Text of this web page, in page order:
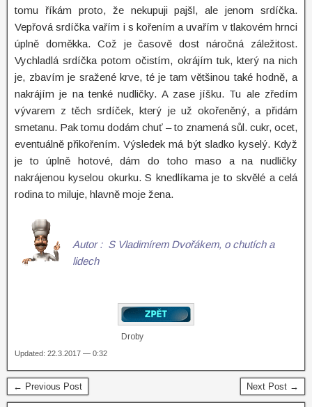
tomu říkám proto, že nekupuji pajšl, ale jenom srdíčka.
Vepřová srdíčka vařím i s kořením a uvařím v tlakovém hrnci
úplně doměkka. Což je časově dost náročná záležitost.
Vychladlá srdíčka potom očistím, okrájím tuk, který na nich
je, zbavím je sražené krve, té je tam většinou také hodně, a
nakrájím je na tenké nudličky. A zase jíšku. Tu ale zředím
vývarem z těch srdíček, který je už okořeněný, a přidám
smetanu. Pak tomu dodám chuť – to znamená sůl. cukr, ocet,
eventuálně přikořením. Výsledek má být sladko kyselý. Když
je to úplně hotové, dám do toho maso a na nudličky
nakrájenou kyselou okurku. S knedlíkama je to skvělé a celá
rodina to miluje, hlavně moje žena.
Autor : S Vladimírem Dvořákem, o chutích a
lidech
Droby
Updated: 22.3.2017 — 0:32
← Previous Post Next Post →